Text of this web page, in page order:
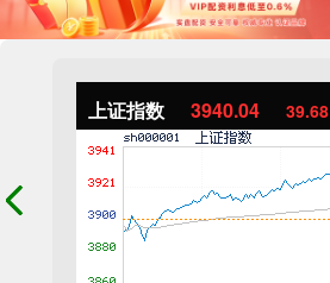
上证指数 3940.04 39.68